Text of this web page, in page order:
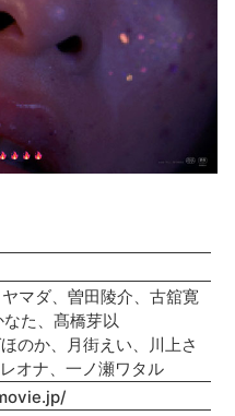
マダ、曽田陵介、古舘寛
た、髙橋芽以
のか、月街えい、川上さ
オナ、一ノ瀬ワタル